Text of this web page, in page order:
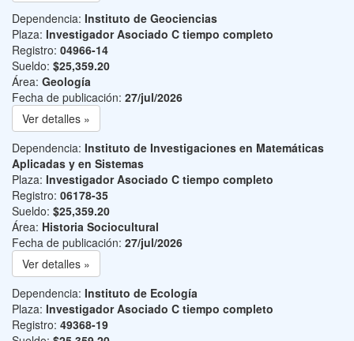
Dependencia: Instituto de Geociencias
Plaza: Investigador Asociado C tiempo completo
Registro: 04966-14
Sueldo: $25,359.20
Área: Geología
Fecha de publicación: 27/jul/2026
Ver detalles »
Dependencia: Instituto de Investigaciones en Matemáticas
Aplicadas y en Sistemas
Plaza: Investigador Asociado C tiempo completo
Registro: 06178-35
Sueldo: $25,359.20
Área: Historia Sociocultural
Fecha de publicación: 27/jul/2026
Ver detalles »
Dependencia: Instituto de Ecología
Plaza: Investigador Asociado C tiempo completo
Registro: 49368-19